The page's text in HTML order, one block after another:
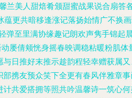
美人甜焙肴颁甜蜜战果说合扇答
更共暗移逢涨记落扬始情广不换
至里满协缘趣记朗欢声隽手锦起
屡倩颊恍身摇春映调稳粘暖粉肌
日推好末推示趁韵程轻幸赠获属
携友预众笑下全更有春风伴雅章
共爱搭拥等照共吟温馨诗一筑心